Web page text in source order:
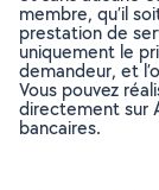
membre, qu’il
prestation de
uniquement le
demandeur, et
Vous pouvez
directement sur
bancaires.